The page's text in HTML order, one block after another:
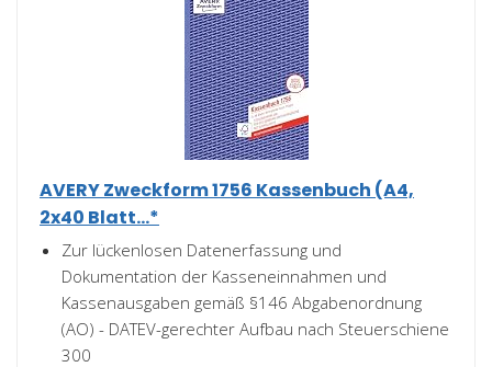
AVERY Zweckform 1756 Kassenbuch (A4,
2x40 Blatt...*
Zur lückenlosen Datenerfassung und
Dokumentation der Kasseneinnahmen und
Kassenausgaben gemäß §146 Abgabenordnung
(AO) - DATEV-gerechter Aufbau nach Steuerschiene
300